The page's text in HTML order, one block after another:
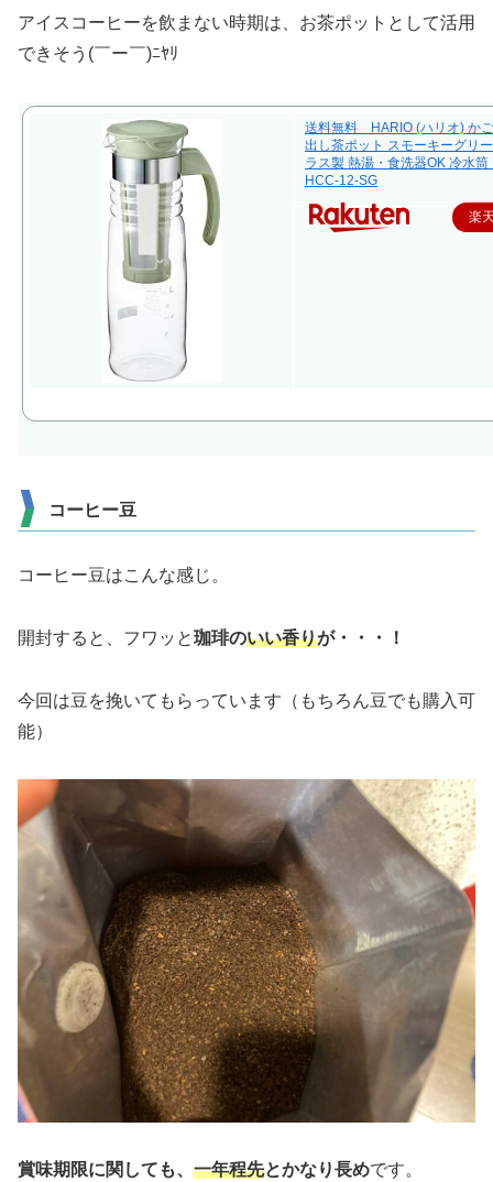
アイスコーヒーを飲まない時期は、お茶ポットとして活用
できそう(￣ー￣)ﾆﾔﾘ
送料無料 HARIO (ハリオ) か
出し茶ポット スモーキーグリ
ラス製 熱湯・食洗器OK 冷水筒
HCC-12-SG
楽
コーヒー豆
コーヒー豆はこんな感じ。
開封すると、フワッと珈琲のいい香りが・・・！
今回は豆を挽いてもらっています（もちろん豆でも購入可
能）
賞味期限に関しても、 一年程先とかなり長めです。